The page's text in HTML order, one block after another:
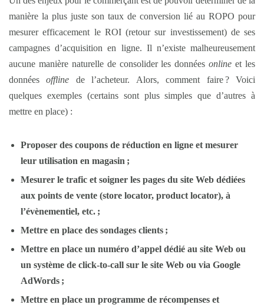
manière la plus juste son taux de conversion lié au ROPO pour
mesurer efficacement le ROI (retour sur investissement) de ses
campagnes d’acquisition en ligne. Il n’existe malheureusement
aucune manière naturelle de consolider les donnéesonline et les
donnéesoffline de l’acheteur. Alors, comment faire ? Voici
quelques exemples (certains sont plus simples que d’autres à
mettre en place) :
Proposer des coupons de réduction en ligne et mesurer
leur utilisation en magasin ;
Mesurer le trafic et soigner les pages du site Web dédiées
aux points de vente (store locator, product locator), à
l’évènementiel, etc. ;
Mettre en place des sondages clients ;
Mettre en place un numéro d’appel dédié au site Web ou
un système de click-to-call sur le site Web ou via Google
AdWords ;
Mettre en place un programme de récompenses et